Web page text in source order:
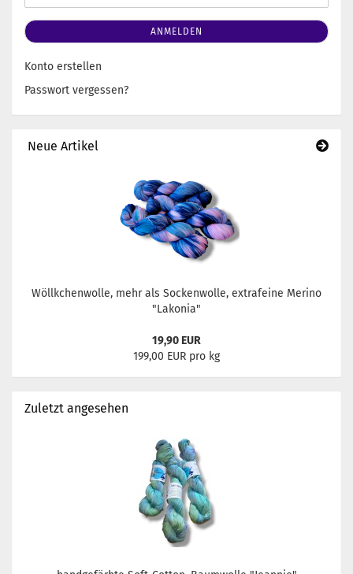
ANMELDEN
Konto erstellen
Passwort vergessen?
Neue Artikel
Wöllkchenwolle, mehr als Sockenwolle, extrafeine Merino
"Lakonia"
19,90 EUR
199,00 EUR pro kg
Zuletzt angesehen